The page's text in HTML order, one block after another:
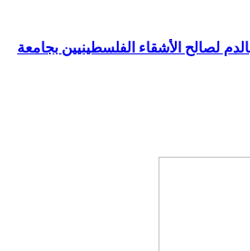
لصالح الأشقاء الفلسطينيين بجامعة